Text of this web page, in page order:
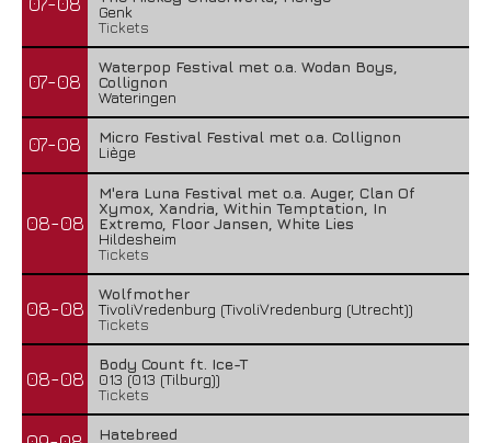
Genk
Tickets
07-08
Waterpop Festival met o.a. Wodan Boys,
Collignon
Wateringen
07-08
Micro Festival Festival met o.a. Collignon
Liège
08-08
M'era Luna Festival met o.a. Auger, Clan Of
Xymox, Xandria, Within Temptation, In
Extremo, Floor Jansen, White Lies
Hildesheim
Tickets
08-08
Wolfmother
TivoliVredenburg (TivoliVredenburg (Utrecht))
Tickets
08-08
Body Count ft. Ice-T
013 (013 (Tilburg))
Tickets
Hatebreed